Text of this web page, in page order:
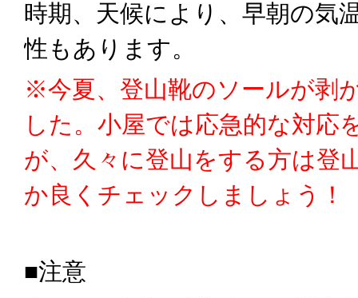
時期、天候により、早朝の気
性もあります。
※今夏、登山靴のソールが剥
した。小屋では応急的な対応
が、久々に登山をする方は登
か良くチェックしましょう！
■注意